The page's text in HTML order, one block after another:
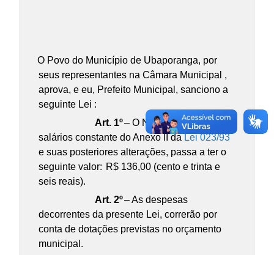
O Povo do Município de Ubaporanga, por
seus representantes na Câmara Municipal ,
aprova, e eu, Prefeito Municipal, sanciono a
seguinte Lei :
Art. 1º– O Nível I da tabela de
salários constante do Anexo II daLei 023/93
e suas posteriores alterações, passa a ter o
seguinte valor: R$ 136,00 (cento e trinta e
seis reais).
Art. 2º– As despesas
decorrentes da presente Lei, correrão por
conta de dotações previstas no orçamento
municipal.